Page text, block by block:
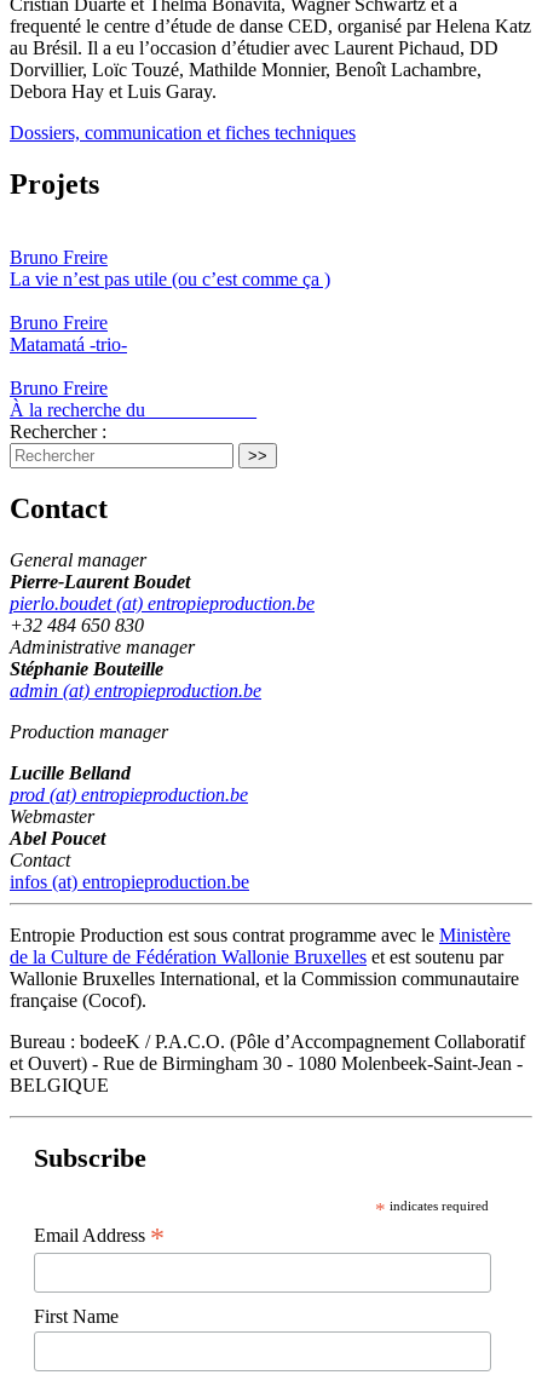
Cristian Duarte et Thelma Bonavita, Wagner Schwartz et a
frequenté le centre d’étude de danse CED, organisé par Helena Katz
au Brésil. Il a eu l’occasion d’étudier avec Laurent Pichaud, DD
Dorvillier, Loïc Touzé, Mathilde Monnier, Benoît Lachambre,
Debora Hay et Luis Garay.
Dossiers, communication et fiches techniques
Projets
Bruno Freire
La vie n’est pas utile (ou c’est comme ça )
Bruno Freire
Matamatá -trio-
Bruno Freire
À la recherche du ___________
Rechercher :
Contact
General manager
Pierre-Laurent Boudet
pierlo.boudet (at) entropieproduction.be
+32 484 650 830
Administrative manager
Stéphanie Bouteille
admin (at) entropieproduction.be
Production manager
Lucille Belland
prod (at) entropieproduction.be
Webmaster
Abel Poucet
Contact
infos (at) entropieproduction.be
Entropie Production est sous contrat programme avec le Ministère
de la Culture de Fédération Wallonie Bruxelles et est soutenu par
Wallonie Bruxelles International, et la Commission communautaire
française (Cocof).
Bureau : bodeeK / P.A.C.O. (Pôle d’Accompagnement Collaboratif
et Ouvert) - Rue de Birmingham 30 - 1080 Molenbeek-Saint-Jean -
BELGIQUE
Subscribe
* indicates required
Email Address *
First Name